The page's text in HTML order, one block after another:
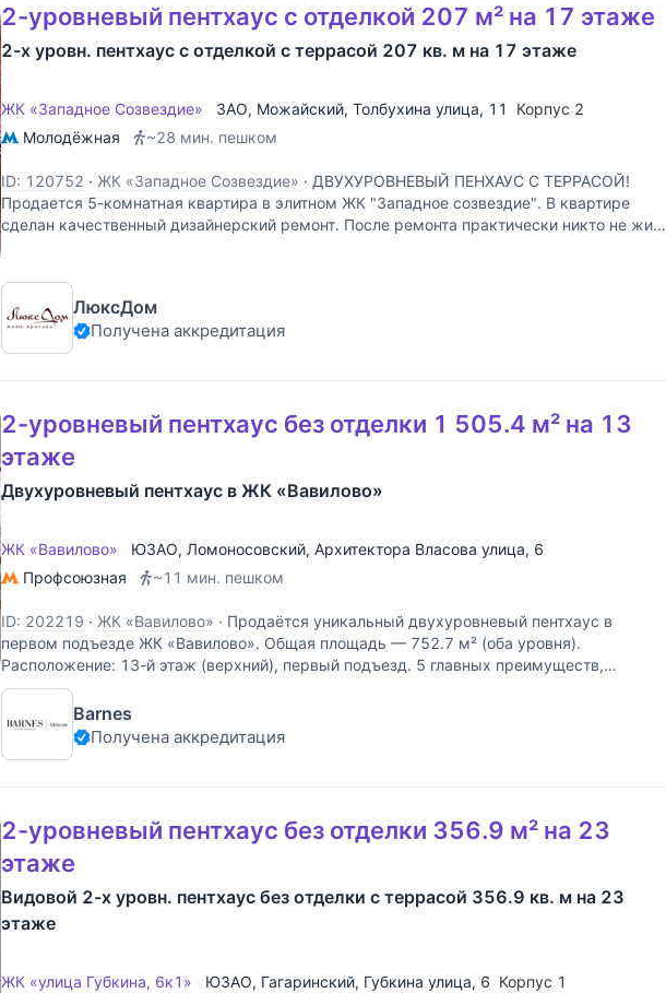
2-уровневый пентхаус с отделкой 207 м² на 17 этаже
2-х уровн. пентхаус с отделкой с террасой 207 кв. м на 17 этаже
ЖК «Западное Созвездие» ЗАО, Можайский, Толбухина улица, 11
Корпус 2
Молодёжная
~28 мин. пешком
ID: 120752 · ЖК «Западное Созвездие» · ДВУХУРОВНЕВЫЙ ПЕНХАУС С ТЕРРАСОЙ!
Продается 5-комнатная квартира в элитном ЖК "Западное созвездие". В квартире
сделан качественный дизайнерский ремонт. После ремонта практически никто не жил,
ЛюксДом
Получена аккредитация
2-уровневый пентхаус без отделки 1 505.4 м² на 13
этаже
Двухуровневый пентхаус в ЖК «Вавилово»
ЖК «Вавилово» ЮЗАО, Ломоносовский, Архитектора Власова улица, 6
Профсоюзная
~11 мин. пешком
ID: 202219 · ЖК «Вавилово» · Продаётся уникальный двухуровневый пентхаус в
первом подъезде ЖК «Вавилово». Общая площадь — 752.7 м² (оба уровня).
Расположение: 13-й этаж (верхний), первый подъезд. 5 главных преимуществ,
которых нет больше нигде: Два отдельных входа в квартиру –
Barnes
Получена аккредитация
2-уровневый пентхаус без отделки 356.9 м² на 23
этаже
Видовой 2-х уровн. пентхаус без отделки с террасой 356.9 кв. м на 23
этаже
ЖК «улица Губкина, 6к1» ЮЗАО, Гагаринский, Губкина улица, 6 Корпус 1